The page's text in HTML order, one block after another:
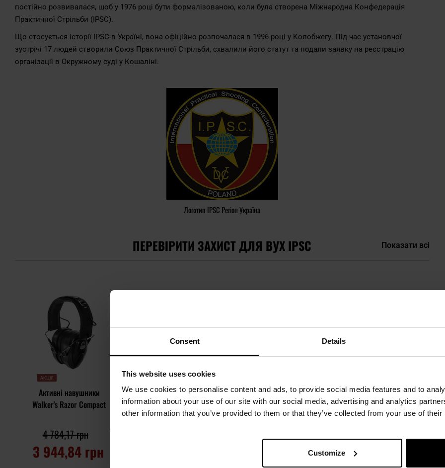
Consent Details
This website uses cookies
We use cookies to personalise content and ads, to provide social media features and to
information about your use of our site with our social media, advertising and analytics
other information that you’ve provided to them or that they’ve collected from your use of
Customize
постійно розвивалася, щоб у 1976 році бути формалізованою, коли була створена Міжнародна Конфедерація
Практичної Стрільби (IPSC).
Що стосується історії IPSC в Україні, вона офіційно розпочалася в 1996 році у Колобжегу. Під час установчої
зустрічі 17 людей створили Союз Практичної Стрільби, схвалили його статут та подали заявку на реєстрацію
організації в Окружному суді у Кошаліні.
Логотип IPSC Регіон Україна
ПЕРЕВІРИТИ ЗАХИСТ ДЛЯ ВУХ IPSC Показати всі
АКЦІЯ
Активні навушники
Walker's Razor Compact
3 944,84 грн
4 784,17 грн
ХІТИ ПРОДАЖІВ
Активні навушники
Walker's Razor Slim -
Battle Brown
4 664,27 грн
Активні навушники Sordin
Supreme Pro-X Gel
Leather- Green
17 254,20 грн
ДО КОШИКА
Активні навушники Sordin
Supreme Pro-X Gel Leather
- Black
17 254,20 грн
ДО КОШИКА